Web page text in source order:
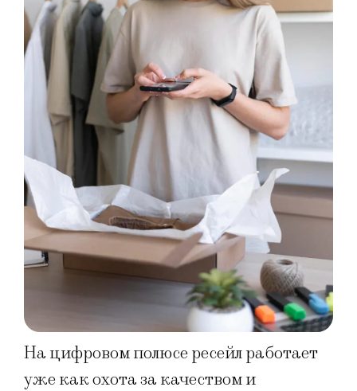
На цифровом полюсе ресейл работает
уже как охота за качеством и